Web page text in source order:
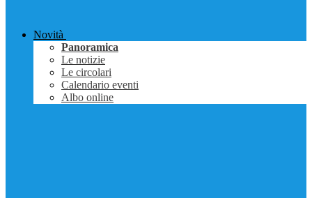
Novità
Panoramica
Le notizie
Le circolari
Calendario eventi
Albo online